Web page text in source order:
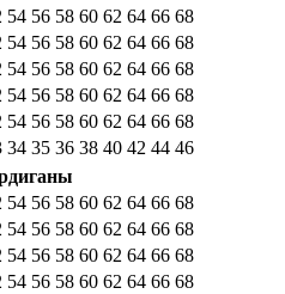
54 56 58 60 62 64 66 68
54 56 58 60 62 64 66 68
54 56 58 60 62 64 66 68
54 56 58 60 62 64 66 68
54 56 58 60 62 64 66 68
34 35 36 38 40 42 44 46
54 56 58 60 62 64 66 68
54 56 58 60 62 64 66 68
54 56 58 60 62 64 66 68
54 56 58 60 62 64 66 68